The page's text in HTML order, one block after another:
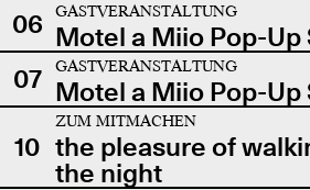
06
GASTVERANSTALTUNG
Motel a Miio Pop-Up
07
GASTVERANSTALTUNG
Motel a Miio Pop-Up
10
ZUM MITMACHEN
the pleasure of
the night